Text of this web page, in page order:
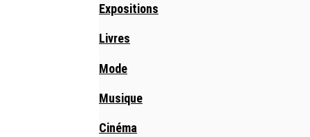
Expositions
Livres
Mode
Musique
Cinéma